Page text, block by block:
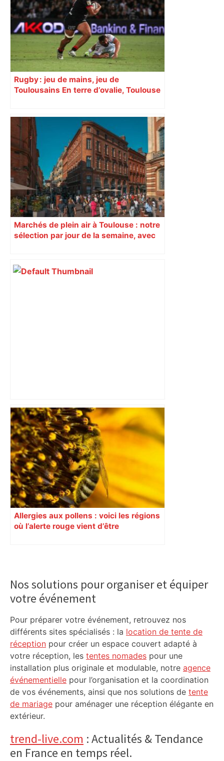
Rugby : jeu de mains, jeu de
Toulousains En terre d’ovalie, Toulouse
revendiquant surtout son art du jeu en
mouvement, vif et spectaculaire.
Décryptage. Série (4 / 10)
Marchés de plein air à Toulouse : notre
sélection par jour de la semaine, avec
Capilla en bleu ciel pour combien de
temps encore ? Toulouse et l'UBB aux
aguets – Rugbynistere
Allergies aux pollens : voici les régions
où l’alerte rouge vient d’être
Sidebar
Nos solutions pour organiser et équiper
votre événement
Pour préparer votre événement, retrouvez nos
différents sites spécialisés : la location de tente de
réception pour créer un espace couvert adapté à
votre réception, les tentes nomades pour une
installation plus originale et modulable, notre agence
événementielle pour l’organisation et la coordination
de vos événements, ainsi que nos solutions de tente
de mariage pour aménager une réception élégante en
extérieur.
trend-live.com : Actualités & Tendance
en France en temps réel.